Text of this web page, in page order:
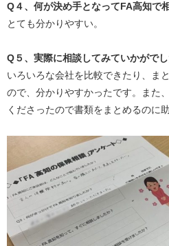
Q４、何が決め手となってFA高知で
とても分かりやすい。
Q５、実際に相談してみていかがで
いろいろな会社を比較できたり、ま
ので、分かりやすかったです。また
くださったので書類をまとめるのに